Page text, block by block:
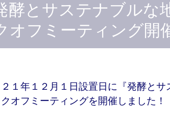
酵とサステナブルな
オフミーティング開
２１年１２月１日設置日に『発酵とサ
オフミーティングを開催しました！